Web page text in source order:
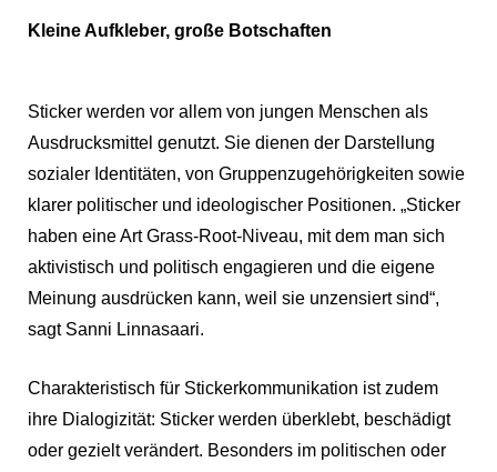
Kleine Aufkleber, große Botschaften
Sticker werden vor allem von jungen Menschen als
Ausdrucksmittel genutzt. Sie dienen der Darstellung
sozialer Identitäten, von Gruppenzugehörigkeiten sowie
klarer politischer und ideologischer Positionen. „Sticker
haben eine Art Grass-Root-Niveau, mit dem man sich
aktivistisch und politisch engagieren und die eigene
Meinung ausdrücken kann, weil sie unzensiert sind“,
sagt Sanni Linnasaari.
Charakteristisch für Stickerkommunikation ist zudem
ihre Dialogizität: Sticker werden überklebt, beschädigt
oder gezielt verändert. Besonders im politischen oder